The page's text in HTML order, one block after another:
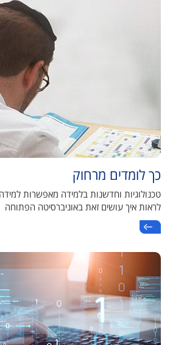
כך לומדים מרחוק
טכנולוגיות וחדשנות בלמידה מאפשרות
לראות איך עושים זאת באוניברסיטה הפתוחה